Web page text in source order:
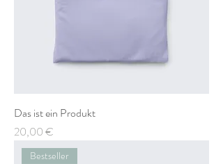
Das ist ein Produkt
Preis
20,00 €
Bestseller